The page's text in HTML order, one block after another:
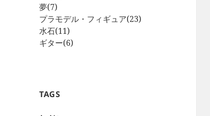
夢(7)
プラモデル・フィギュア(23)
水石(11)
ギター(6)
TAGS